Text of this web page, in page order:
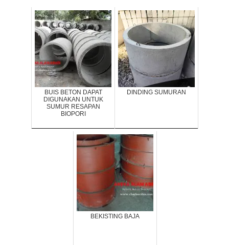
BUIS BETON DAPAT
DIGUNAKAN UNTUK
SUMUR RESAPAN
BIOPORI
DINDING SUMURAN
BEKISTING BAJA